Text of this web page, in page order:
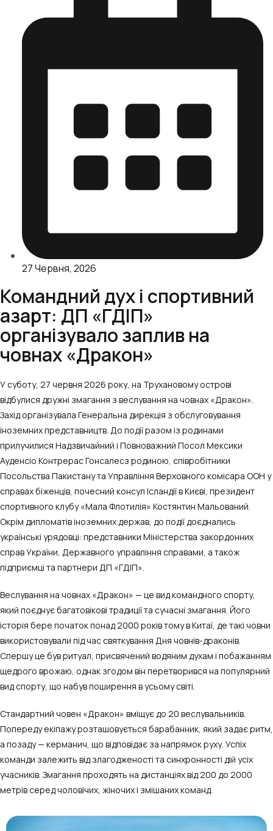
27 Червня, 2026
Командний дух і спортивний
азарт: ДП «ГДІП»
організувало заплив на
човнах «Дракон»
У суботу, 27 червня 2026 року, на Трухановому острові
відбулися дружні змагання з веслування на човнах «Дракон».
Захід організувала Генеральна дирекція з обслуговування
іноземних представництв. До події разом із родинами
прилучилися Надзвичайний і Повноважний Посол Мексики
Ауденсіо Контрерас Гонсалесз родиною, співробітники
Посольства Пакистану та Управління Верховного комісара ООН у
справах біженців, почесний консул Ісландії в Києві, президент
спортивного клубу «Мала Флотилія» Костянтин Мальований.
Окрім дипломатів іноземних держав, до події доєднались
українські урядовці: представники Міністерства закордонних
справ України, Державного управління справами, а також
підприємці та партнери ДП «ГДІП».
Веслування на човнах «Дракон» — це вид командного спорту,
який поєднує багатовікові традиції та сучасні змагання. Його
історія бере початок понад 2000 років тому в Китаї, де такі човни
використовували під час святкування Дня човнів-драконів.
Спершу це був ритуал, присвячений водяним духам і побажанням
щедрого врожаю, однак згодом він перетворився на популярний
вид спорту, що набув поширення в усьому світі.
Стандартний човен «Дракон» вміщує до 20 веслувальників.
Попереду екіпажу розташовується барабанник, який задає ритм,
а позаду — керманич, що відповідає за напрямок руху. Успіх
команди залежить від злагодженості та синхронності дій усіх
учасників. Змагання проходять на дистанціях від 200 до 2000
метрів серед чоловічих, жіночих і змішаних команд.